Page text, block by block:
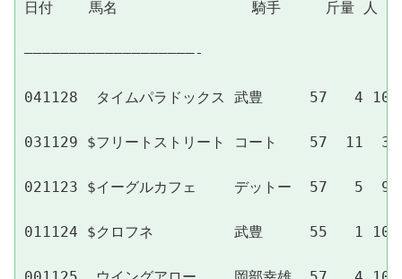
日付    馬名               騎手     斤量 人 通
———————————————————-
041128  タイムパラドックス 武豊　　  57   4
031129 $フリートストリート コート　  57  11
021123 $イーグルカフェ　　 デットー  57   5
011124 $クロフネ　　　　　 武豊　　  55   1